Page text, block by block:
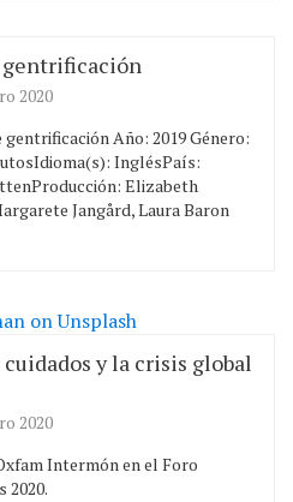
gentrificación
2020
Año: 2019 Género:
InglésPaís:
Elizabeth
Jangård, Laura Baron
y la crisis global
2020
Intermón en el Foro
2020.